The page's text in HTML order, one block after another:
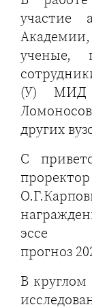
участие
ученые,
(У) МИД
других
С
эссе
прогноз
В круглом